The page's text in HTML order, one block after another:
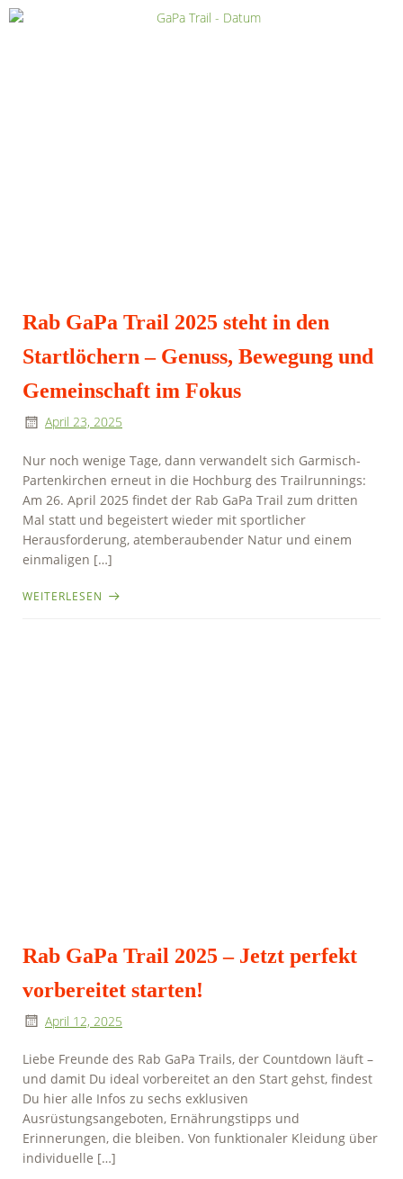
Rab GaPa Trail 2025 steht in den
Startlöchern – Genuss, Bewegung und
Gemeinschaft im Fokus
April 23, 2025
Nur noch wenige Tage, dann verwandelt sich Garmisch-
Partenkirchen erneut in die Hochburg des Trailrunnings:
Am 26. April 2025 findet der Rab GaPa Trail zum dritten
Mal statt und begeistert wieder mit sportlicher
Herausforderung, atemberaubender Natur und einem
einmaligen […]
WEITERLESEN
Rab GaPa Trail 2025 – Jetzt perfekt
vorbereitet starten!
April 12, 2025
Liebe Freunde des Rab GaPa Trails, der Countdown läuft –
und damit Du ideal vorbereitet an den Start gehst, findest
Du hier alle Infos zu sechs exklusiven
Ausrüstungsangeboten, Ernährungstipps und
Erinnerungen, die bleiben. Von funktionaler Kleidung über
individuelle […]